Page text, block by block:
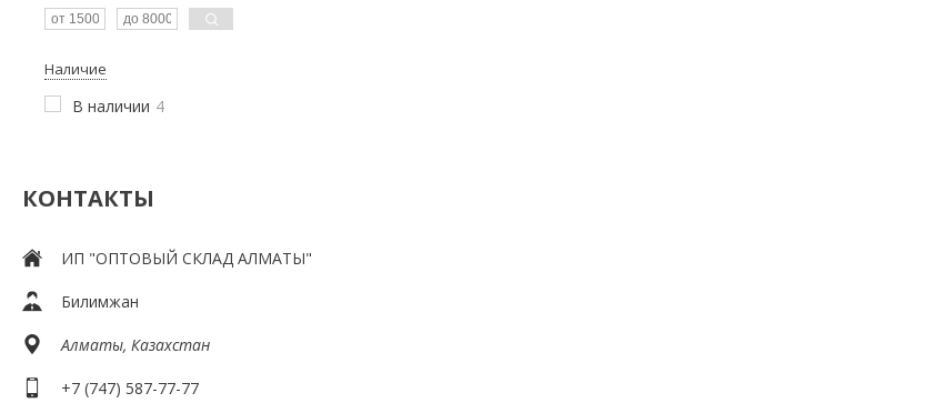
Наличие
В наличии 4
КОНТАКТЫ
ИП "ОПТОВЫЙ СКЛАД АЛМАТЫ"
Билимжан
Алматы, Казахстан
+7 (747) 587-77-77